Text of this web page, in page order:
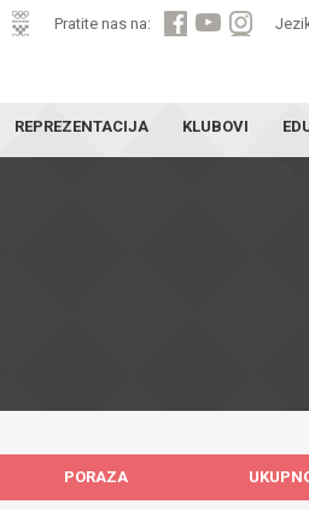
Pratite nas na:
REPREZENTACIJA KLUBOVI
PORAZA